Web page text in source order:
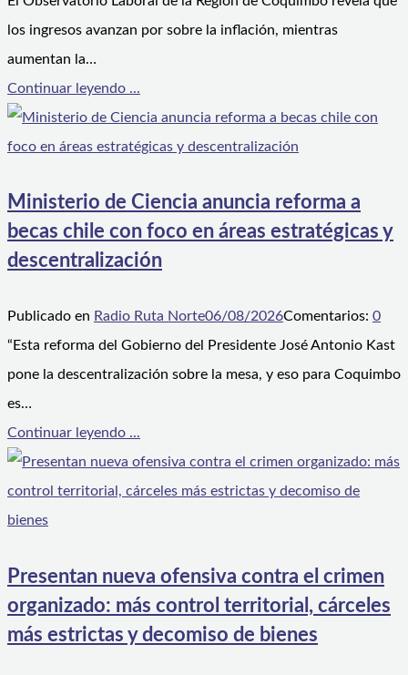
los ingresos avanzan por sobre la inflación, mientras
aumentan la…
Continuar leyendo ...
Ministerio de Ciencia anuncia reforma a
becas chile con foco en áreas estratégicas y
descentralización
Publicado en Radio Ruta Norte06/08/2026Comentarios: 0
“Esta reforma del Gobierno del Presidente José Antonio Kast
pone la descentralización sobre la mesa, y eso para Coquimbo
es…
Continuar leyendo ...
Presentan nueva ofensiva contra el crimen
organizado: más control territorial, cárceles
más estrictas y decomiso de bienes